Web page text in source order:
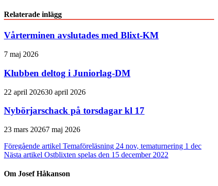
Relaterade inlägg
Vårterminen avslutades med Blixt-KM
7 maj 2026
Klubben deltog i Juniorlag-DM
22 april 202630 april 2026
Nybörjarschack på torsdagar kl 17
23 mars 20267 maj 2026
Inläggsnavigering
Föregående artikel Temaföreläsning 24 nov, tematurnering 1 dec
Nästa artikel Ostblixten spelas den 15 december 2022
Om Josef Håkanson